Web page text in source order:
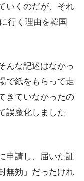
いくのだが、それ
行く理由を韓国
んな記述はなかっ
で紙をもらって走
きていなかったの
誤魔化しました
申請し、届いた証
無効」だったけれ